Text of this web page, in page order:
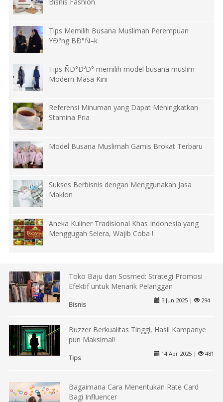
Tips Memilih Busana Muslimah Perempuan
YÐ°ng BÐ°Ñ–k
Tips ÑÐ°Ð³Ð° memilih model busana muslim
Modern Masa Kini
Referensi Minuman yang Dapat Meningkatkan
Stamina Pria
Model Busana Muslimah Gamis Brokat Terbaru
Sukses Berbisnis dengan Menggunakan Jasa
Maklon
Aneka Kuliner Tradisional Khas Indonesia yang
Menggugah Selera, Wajib Coba !
Toko Baju dan Sosmed: Strategi Promosi
Efektif untuk Menarik Pelanggan
Bisnis
3 Jun 2025 | 294
Buzzer Berkualitas Tinggi, Hasil Kampanye
pun Maksimal!
Tips
14 Apr 2025 | 481
Bagaimana Cara Menentukan Rate Card
Bagi Influencer